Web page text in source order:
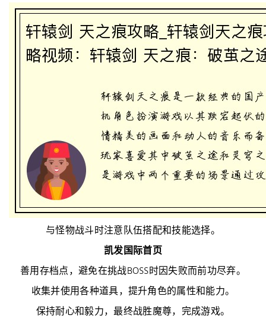
与怪物战斗时注意队伍搭配和技能选择。
凯发国际首页
善用存档点，避免在挑战BOSS时因失败而前功尽弃。
收集并使用各种道具，提升角色的属性和能力。
保持耐心和毅力，最终战胜魔尊，完成游戏。